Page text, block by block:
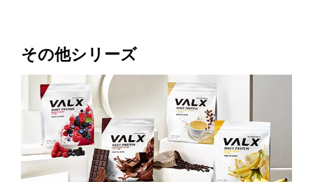
その他シリーズ